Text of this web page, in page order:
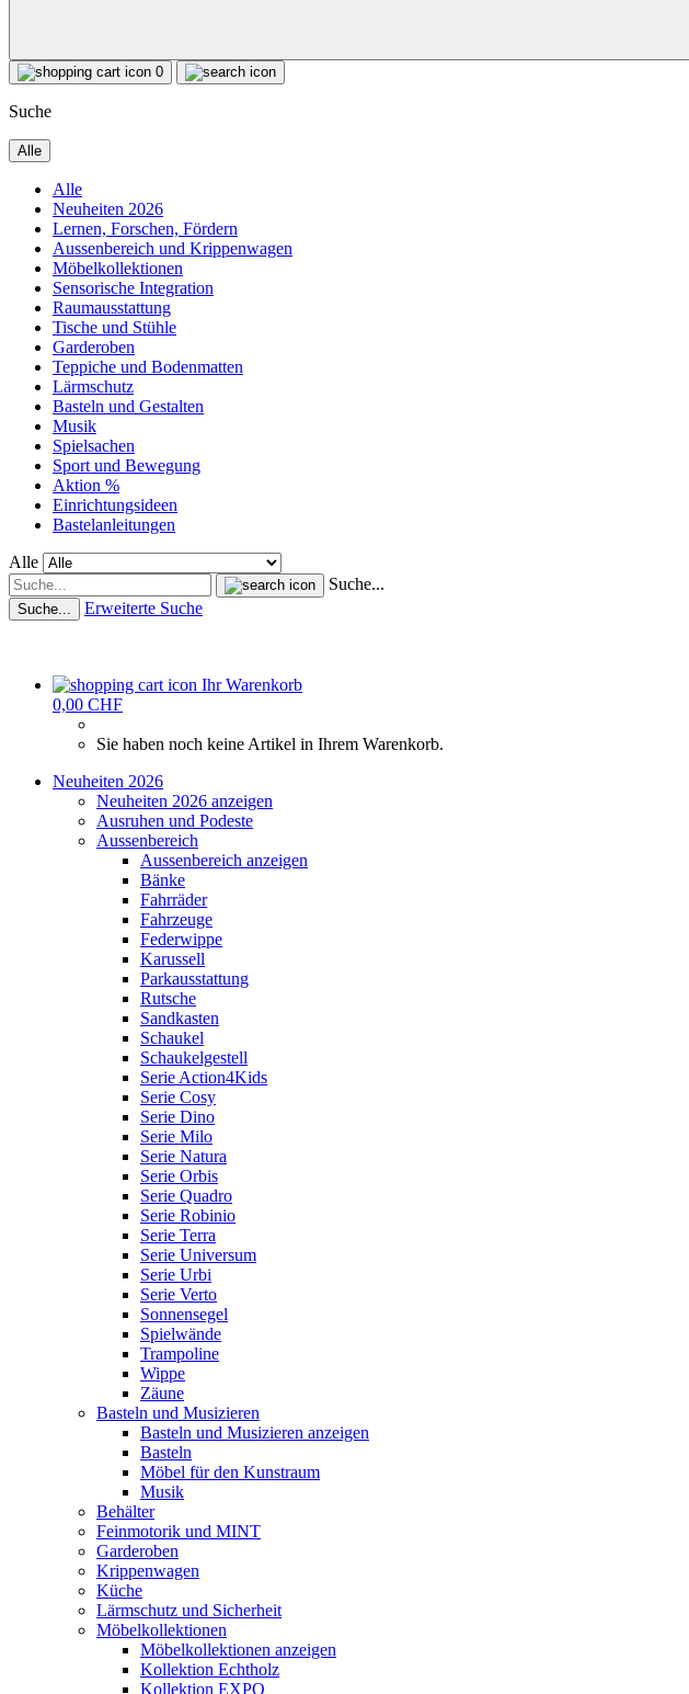
0
Suche
Alle
Alle
Neuheiten 2026
Lernen, Forschen, Fördern
Aussenbereich und Krippenwagen
Möbelkollektionen
Sensorische Integration
Raumausstattung
Tische und Stühle
Garderoben
Teppiche und Bodenmatten
Lärmschutz
Basteln und Gestalten
Musik
Spielsachen
Sport und Bewegung
Aktion %
Einrichtungsideen
Bastelanleitungen
Alle
Suche...
Suche... Erweiterte Suche
Ihr Warenkorb
0,00 CHF
Sie haben noch keine Artikel in Ihrem Warenkorb.
Neuheiten 2026
Neuheiten 2026 anzeigen
Ausruhen und Podeste
Aussenbereich
Aussenbereich anzeigen
Bänke
Fahrräder
Fahrzeuge
Federwippe
Karussell
Parkausstattung
Rutsche
Sandkasten
Schaukel
Schaukelgestell
Serie Action4Kids
Serie Cosy
Serie Dino
Serie Milo
Serie Natura
Serie Orbis
Serie Quadro
Serie Robinio
Serie Terra
Serie Universum
Serie Urbi
Serie Verto
Sonnensegel
Spielwände
Trampoline
Wippe
Zäune
Basteln und Musizieren
Basteln und Musizieren anzeigen
Basteln
Möbel für den Kunstraum
Musik
Behälter
Feinmotorik und MINT
Garderoben
Krippenwagen
Küche
Lärmschutz und Sicherheit
Möbelkollektionen
Möbelkollektionen anzeigen
Kollektion Echtholz
Kollektion EXPO